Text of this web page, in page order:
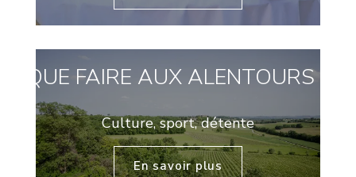
QUE FAIRE AUX ALENTOURS ?
Culture, sport, détente
En savoir plus